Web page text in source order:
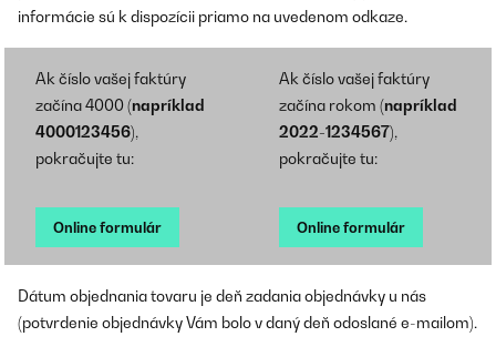
informácie sú k dispozícii priamo na uvedenom odkaze.
Ak číslo vašej faktúry
začína 4000 (napríklad
4000123456),
pokračujte tu:
Online formulár
Ak číslo vašej faktúry
začína rokom (napríklad
2022-1234567),
pokračujte tu:
Online formulár
Dátum objednania tovaru je deň zadania objednávky u nás
(potvrdenie objednávky Vám bolo v daný deň odoslané e-mailom).